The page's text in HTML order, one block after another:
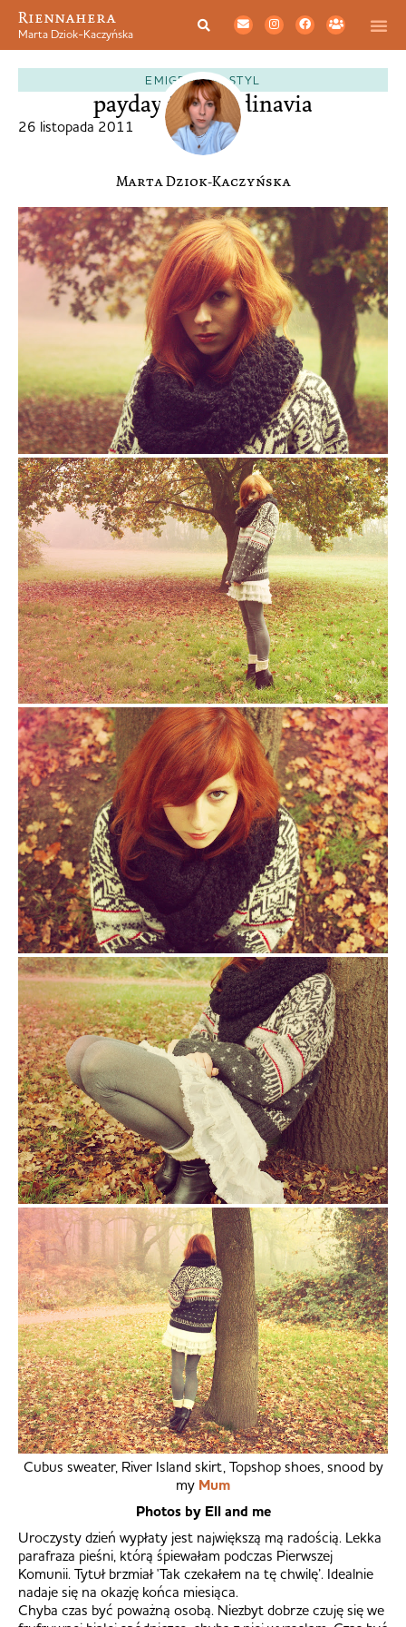
Riennahera
Marta Dziok-Kaczyńska
EMIGRACJA,STYL
payday in Scandinavia
26 listopada 2011
Marta Dziok-Kaczyńska
Cubus sweater, River Island skirt, Topshop shoes, snood by
my Mum
Photos by Ell and me
Uroczysty dzień wypłaty jest największą mą radością. Lekka
parafraza pieśni, którą śpiewałam podczas Pierwszej
Komunii. Tytuł brzmiał 'Tak czekałem na tę chwilę’. Idealnie
nadaje się na okazję końca miesiąca.
Chyba czas być poważną osobą. Niezbyt dobrze czuję się we